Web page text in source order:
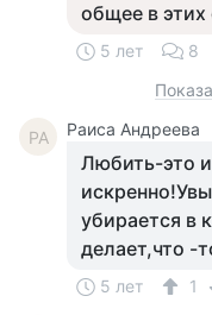
общее в этих
5 лет 8
РА Раиса Андреева
Любить-это и
убирается в
делает,что -
5 лет 1